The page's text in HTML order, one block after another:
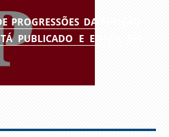
PROGRESSÕES DA FUNÇÃO
PUBLICADO E ENTRA EM